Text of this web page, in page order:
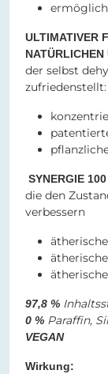
ULTIMATIVER
NATÜRLICHEN
der selbst
zufriedenstellt:
SYNERGIE
die den
verbessern
97,8 %
0 % Paraffin,
VEGAN
Wirkung: